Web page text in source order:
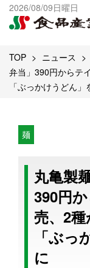
2026/08/09日曜日
出版物一覧へ
試読・購読申し込
TOP ニュース
弁当」390円からテ
「ぶっかけうどん」
麺
丸亀製
390円
売、2
「ぶっ
に